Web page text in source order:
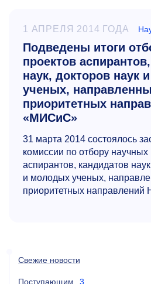
1 АПРЕЛЯ 2014 ГОДА
Подведены итоги
проектов
наук, докторов наук
ученых,
приоритетных
«МИСиС»
31 марта 2014 состоялось
комиссии по отбору научных
аспирантов, кандидатов
и молодых ученых,
приоритетных
Свежие новости
Поступающим 3